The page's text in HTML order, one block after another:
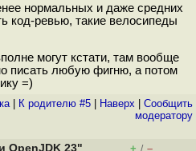
нормальных и даже средних
код-ревью, такие велосипеды
могут кстати, там вообще
писать любую фигню, а потом
=)
| К родителю #5 Наверх
Cообщить
модератору
OpenJDK 23" + / –